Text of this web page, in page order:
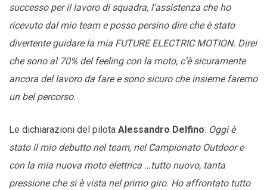
successo per il lavoro di squadra, l’assistenza che ho
ricevuto dal mio team e posso persino dire che è stato
divertente guidare la mia FUTURE ELECTRIC MOTION. Direi
che sono al 70% del feeling con la moto, c’è sicuramente
ancora del lavoro da fare e sono sicuro che insieme faremo
un bel percorso.
Le dichiarazioni del pilota Alessandro Delfino: Oggi è
stato il mio debutto nel team, nel Campionato Outdoor e
con la mia nuova moto elettrica …tutto nuovo, tanta
pressione che si è vista nel primo giro. Ho affrontato tutto